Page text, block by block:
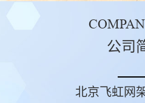
公司
北京飞虹网